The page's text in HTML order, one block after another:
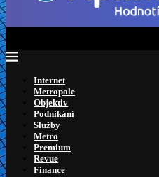
Internet
Metropole
Objektiv
Podnikání
Služby
Metro
Premium
Revue
Finance